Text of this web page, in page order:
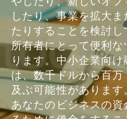
したり、事業を拡大
たりすることを検討
所有者にとって便利
ります。中小企業向
は、数千ドルから百
及ぶ可能性がありま
あなたのビジネスの